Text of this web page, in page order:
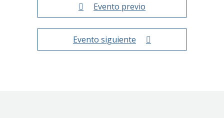
Evento previo
Evento siguiente